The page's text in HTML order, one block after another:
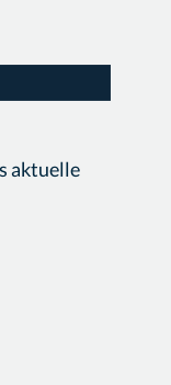
aktuelle